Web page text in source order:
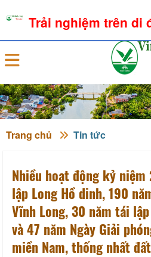
Đăng
Trang chủ Tin tức
Nhiều hoạt động kỷ
lập Long Hồ dinh, 190
Vĩnh Long, 30 năm tái
và 47 năm Ngày Giải
miền Nam, thống nhất
Trải nghiệm trên di